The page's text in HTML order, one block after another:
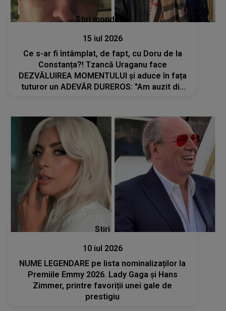
Stiri mondene
15 iul 2026
Ce s-ar fi întâmplat, de fapt, cu Doru de la
Constanța?! Tzancă Uraganu face
DEZVĂLUIREA MOMENTULUI și aduce în fața
tuturor un ADEVĂR DUREROS: "Am auzit din
Stiri
10 iul 2026
NUME LEGENDARE pe lista nominalizaților la
Premiile Emmy 2026. Lady Gaga și Hans
Zimmer, printre favoriții unei gale de
prestigiu